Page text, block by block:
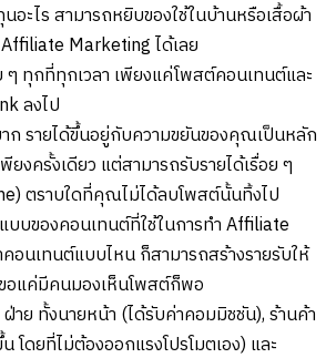
อะไร สามารถหยิบของใช้ในบ้านหรือเสื้อผ้า
Marketing ได้เลย
ๆ ทุกที่ทุกเวลา เพียงแค่โพสต์คอนเทนต์และ
ลงไป
ก รายได้ขึ้นอยู่กับความขยันของคุณเป็นหลัก
งครั้งเดียว แต่สามารถรับรายได้เรื่อย ๆ
ตราบใดที่คุณไม่ได้ลบโพสต์นั้นทิ้งไป
บบของคอนเทนต์ที่ใช้ในการทำ Affiliate
อนเทนต์แบบไหน ก็สามารถสร้างรายรับให้
แค่มีคนมองเห็นโพสต์ก็พอ
าย ทั้งนายหน้า (ได้รับค่าคอมมิชชัน), ร้านค้า
โดยที่ไม่ต้องออกแรงโปรโมตเอง) และ